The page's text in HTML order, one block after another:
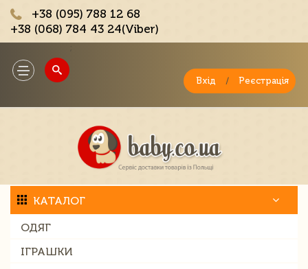
+38 (095) 788 12 68
+38 (068) 784 43 24(Viber)
Toggle
navigation
Вхід / Реєстрація
КАТАЛОГ
ОДЯГ
ІГРАШКИ